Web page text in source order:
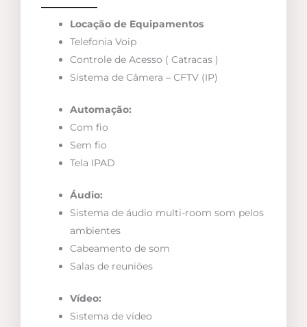
Locação de Equipamentos
Telefonia Voip
Controle de Acesso ( Catracas )
Sistema de Câmera – CFTV (IP)
Automação:
Com fio
Sem fio
Tela IPAD
Áudio:
Sistema de áudio multi-room som pelos
ambientes
Cabeamento de som
Salas de reuniões
Vídeo:
Sistema de vídeo